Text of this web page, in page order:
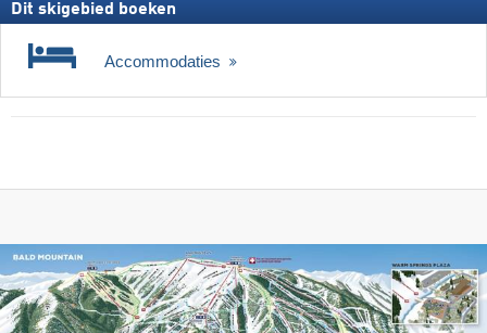
Dit skigebied boeken
Accommodaties